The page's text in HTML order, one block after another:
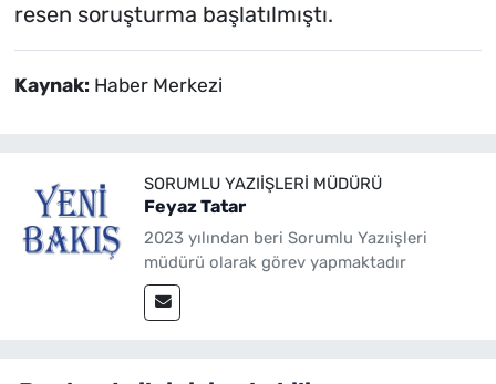
resen soruşturma başlatılmıştı.
Kaynak: Haber Merkezi
SORUMLU YAZIIŞLERI MÜDÜRÜ
Feyaz Tatar
2023 yılından beri Sorumlu Yazıişleri
müdürü olarak görev yapmaktadır